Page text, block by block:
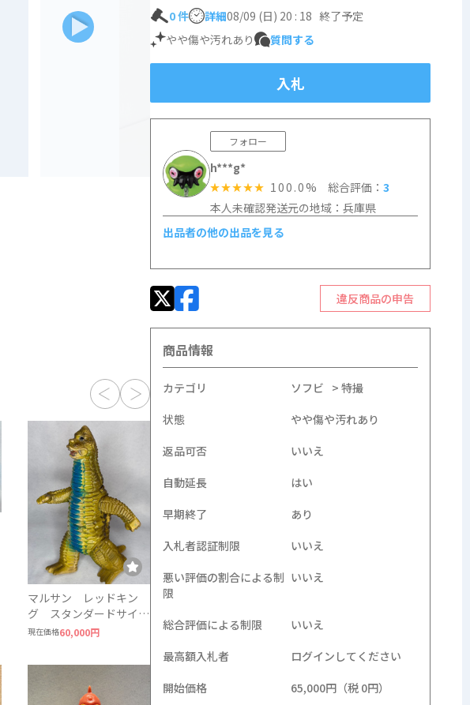
マルサン レッドキン
グ スタンダードサイ
ズ ソフビ
現在価格60,000円
ダードサイズ ソフビ ウ
マジンガー ソフビ フィ
2003 ソフビ
0件 詳細08/09 (日) 20 : 18 終了予定
やや傷や汚れあり
質問する
入札
フォロー
h***g*
☆☆☆☆☆ 100.0% 総合評価： 3
本人未確認発送元の地域：兵庫県
出品者の他の出品を見る
違反商品の申告
商品情報
カテゴリ ソフビ
特撮
状態
やや傷や汚れあり
返品可否
いいえ
自動延長
はい
早期終了
あり
入札者認証制限
いいえ
悪い評価の割合による制
限
いいえ
総合評価による制限
いいえ
最高額入札者
ログインしてください
開始価格
65,000円（税 0円）